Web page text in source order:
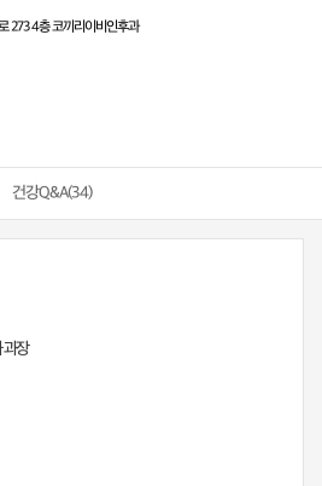
273 4층 코끼리이비인후과
건강Q&A(34)
과장